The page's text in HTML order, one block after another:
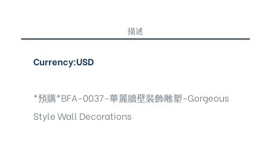
描述
Currency:USD
*預購*BFA-0037-華麗牆壁裝飾雕塑-Gorgeous
Style Wall Decorations